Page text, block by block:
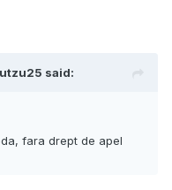
said:
fara drept de apel